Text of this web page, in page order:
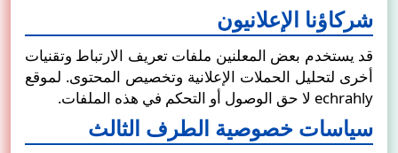
شركاؤنا الإعلانيون
قد يستخدم بعض المعلنين ملفات تعريف الارتباط وتقنيات
أخرى لتحليل الحملات الإعلانية وتخصيص المحتوى. لموقع
echrahly لا حق الوصول أو التحكم في هذه الملفات.
سياسات خصوصية الطرف الثالث